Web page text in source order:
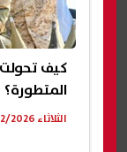
كيف
المتطورة؟
الثلاثاء 10/02/2026 01:53 م